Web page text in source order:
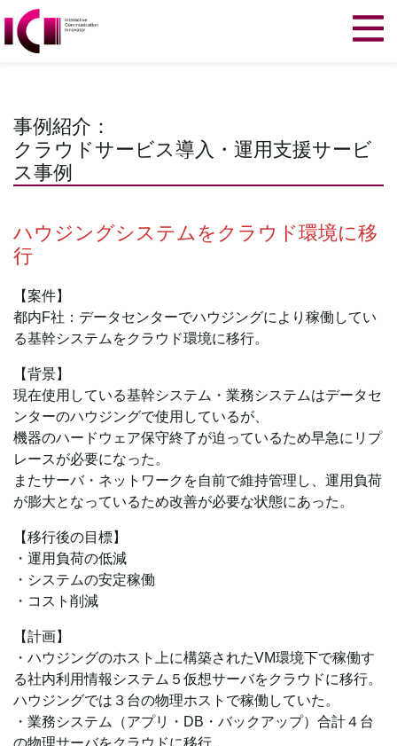
事例紹介：
クラウドサービス導入・運用支援サービ
ス事例
ハウジングシステムをクラウド環境に移
行
【案件】
都内F社：データセンターでハウジングにより稼働してい
る基幹システムをクラウド環境に移行。
【背景】
現在使用している基幹システム・業務システムはデータセ
ンターのハウジングで使用しているが、
機器のハードウェア保守終了が迫っているため早急にリプ
レースが必要になった。
またサーバ・ネットワークを自前で維持管理し、運用負荷
が膨大となっているため改善が必要な状態にあった。
【移行後の目標】
・運用負荷の低減
・システムの安定稼働
・コスト削減
【計画】
・ハウジングのホスト上に構築されたVM環境下で稼働す
る社内利用情報システム５仮想サーバをクラウドに移行。
ハウジングでは３台の物理ホストで稼働していた。
・業務システム（アプリ・DB・バックアップ）合計４台
の物理サーバをクラウドに移行。